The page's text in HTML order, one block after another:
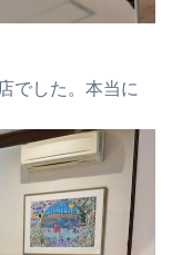
でした。本当に